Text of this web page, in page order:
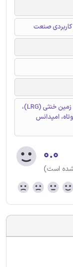
کاربردی صنعت
اعداد مختلط، خطای زمین رایج، مقاومت اتصال به زمین خنثی (LRG)،
امپدانس
۰.۰
است)